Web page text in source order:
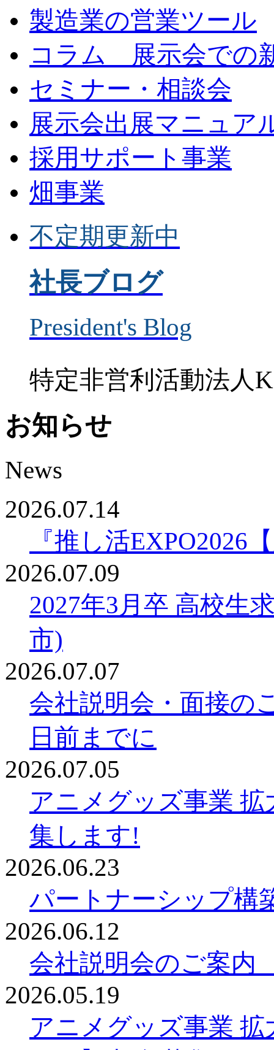
製造業の営業ツール
コラム 展示会での
セミナー・相談会
展示会出展マニュア
採用サポート事業
畑事業
不定期更新中
社長ブログ
President's Blog
特定非営利活動法人
お知らせ
News
2026.07.14
『推し活EXPO2026
2026.07.09
2027年3月卒 高校生
市)
2026.07.07
会社説明会・面接
日前までに
2026.07.05
アニメグッズ事業
集します!
2026.06.23
パートナーシップ構
2026.06.12
会社説明会のご案
2026.05.19
アニメグッズ事業